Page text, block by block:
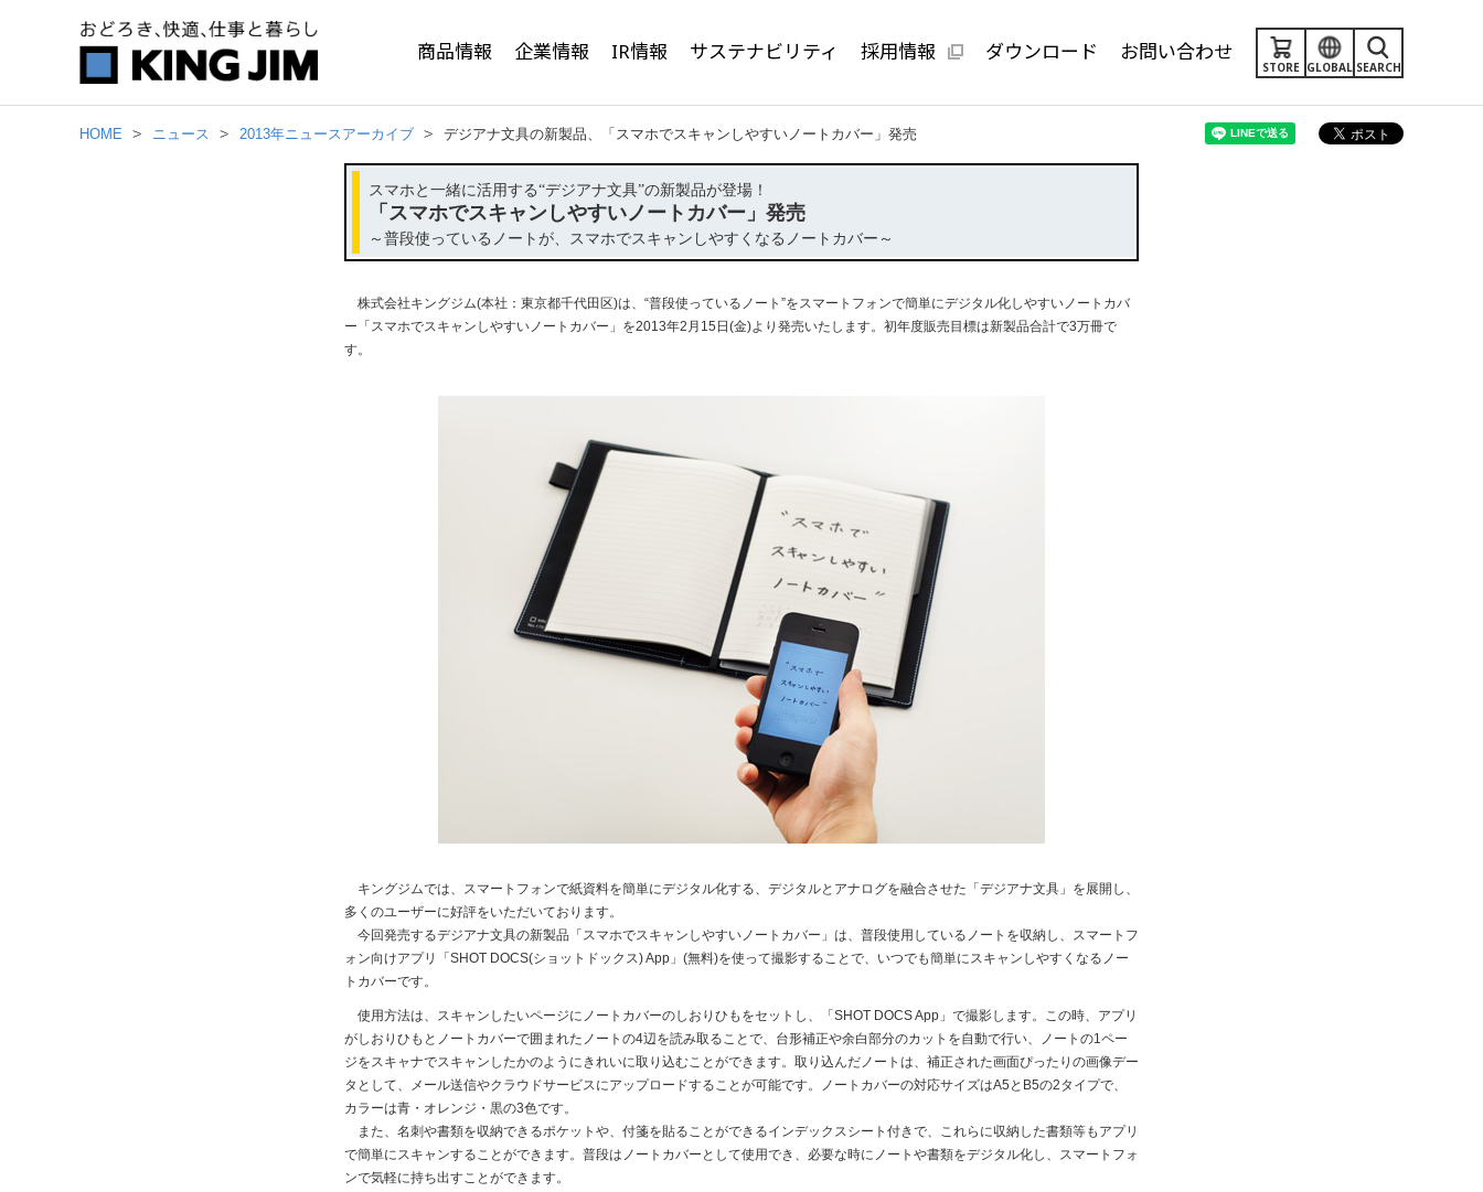
SEARCH
GLOBAL
STORE
商品情報 企業情報 IR情報 サステナビリティ 採用情報 ダウンロード お問い合わせ
HOME ニュース 2013年ニュースアーカイブ デジアナ文具の新製品、「スマホでスキャンしやすいノートカバー」発売
スマホと一緒に活用する“デジアナ文具”の新製品が登場！
「スマホでスキャンしやすいノートカバー」発売
～普段使っているノートが、スマホでスキャンしやすくなるノートカバー～
株式会社キングジム(本社：東京都千代田区)は、“普段使っているノート”をスマートフォンで簡単にデジタル化しやすいノートカバ
ー「スマホでスキャンしやすいノートカバー」を2013年2月15日(金)より発売いたします。初年度販売目標は新製品合計で3万冊で
す。
キングジムでは、スマートフォンで紙資料を簡単にデジタル化する、デジタルとアナログを融合させた「デジアナ文具」を展開し、
多くのユーザーに好評をいただいております。
今回発売するデジアナ文具の新製品「スマホでスキャンしやすいノートカバー」は、普段使用しているノートを収納し、スマートフ
ォン向けアプリ「SHOT DOCS(ショットドックス) App」(無料)を使って撮影することで、いつでも簡単にスキャンしやすくなるノー
トカバーです。
使用方法は、スキャンしたいページにノートカバーのしおりひもをセットし、「SHOT DOCS App」で撮影します。この時、アプリ
がしおりひもとノートカバーで囲まれたノートの4辺を読み取ることで、台形補正や余白部分のカットを自動で行い、ノートの1ペー
ジをスキャナでスキャンしたかのようにきれいに取り込むことができます。取り込んだノートは、補正された画面ぴったりの画像デー
タとして、メール送信やクラウドサービスにアップロードすることが可能です。ノートカバーの対応サイズはA5とB5の2タイプで、
カラーは青・オレンジ・黒の3色です。
また、名刺や書類を収納できるポケットや、付箋を貼ることができるインデックスシート付きで、これらに収納した書類等もアプリ
で簡単にスキャンすることができます。普段はノートカバーとして使用でき、必要な時にノートや書類をデジタル化し、スマートフォ
ンで気軽に持ち出すことができます。